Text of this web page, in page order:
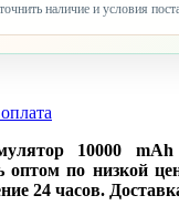
наличие и условия
10000
оптом по низкой
24 часов.